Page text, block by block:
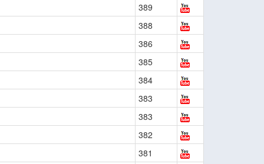
389
388
386
385
384
383
383
382
381